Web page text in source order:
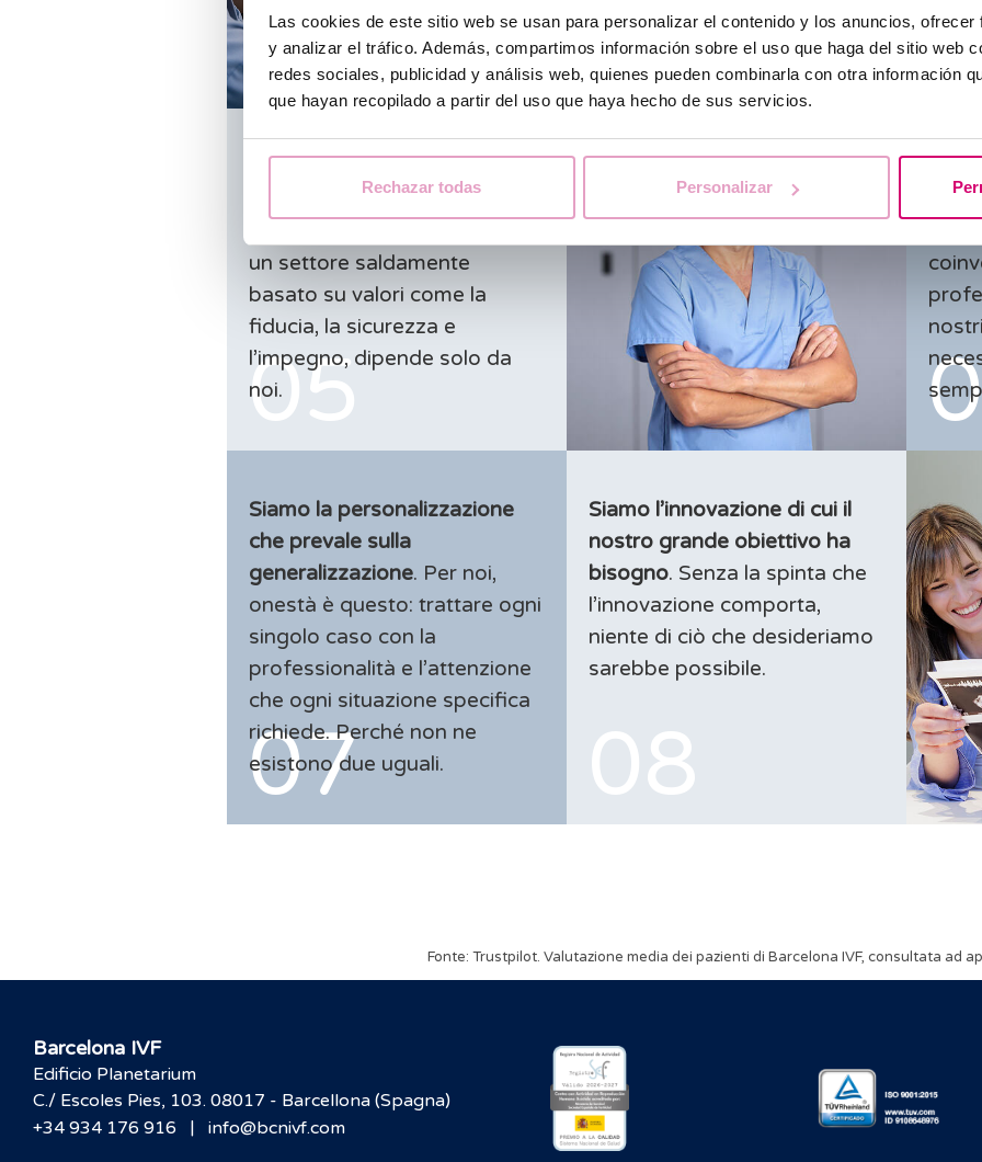
Las cookies de este sitio web se usan para personalizar el contenido y los anuncios,
y analizar el tráfico. Además, compartimos información sobre el uso que haga del sitio web
redes sociales, publicidad y análisis web, quienes pueden combinarla con otra información
que hayan recopilado a partir del uso que haya hecho de sus servicios.
Rechazar todas Personalizar
crediamo, e perché sappiamo
che per te è essenziale.
ne
massima qualità. Perché
un settore saldamente
basato su valori come la
fiducia, la sicurezza e
l’impegno, dipende solo da
noi.
di
Siamo la personalizzazione
che prevale sulla
generalizzazione. Per noi,
onestà è questo: trattare ogni
singolo caso con la
professionalità e l’attenzione
che ogni situazione specifica
richiede. Perché non ne
esistono due uguali.
Siamo l’innovazione di cui il
nostro grande obiettivo ha
bisogno. Senza la spinta che
l’innovazione comporta,
niente di ciò che desideriamo
sarebbe possibile.
Fonte: Trustpilot. Valutazione media dei pazienti di Barcelona IVF, consultata ad
Barcelona IVF
Edificio Planetarium
C./ Escoles Pies, 103. 08017 - Barcellona (Spagna)
+34 934 176 916
| info@bcnivf.com